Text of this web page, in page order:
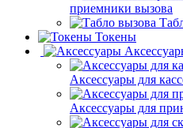
приемники вызова
Токены
Аксессуары для
Аксессуары для